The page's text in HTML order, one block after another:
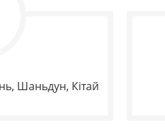
Шаньдун, Кітай